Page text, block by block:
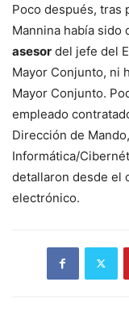
Poco después, tras
Mannina había sido
asesor del jefe del
Mayor Conjunto, ni
Mayor Conjunto.
empleado
Dirección de
Informática/
detallaron desde el
electrónico.